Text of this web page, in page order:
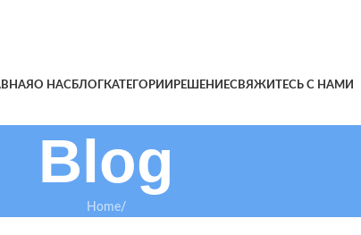
О НАСБЛОГКАТЕГОРИИ РЕШЕНИЕСВЯЖИТЕСЬ С НАМИ
Blog
Home/